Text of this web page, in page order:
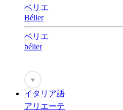
ベリエ
Bélier
ベリエ
bélier
♥
イタリア語
アリエーテ